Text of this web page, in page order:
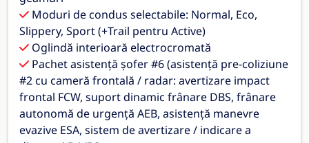
Moduri de condus selectabile: Normal, Eco,
Slippery, Sport (+Trail pentru Active)
Oglindă interioară electrocromată
Pachet asistență șofer #6 (asistență pre-coliziune
#2 cu cameră frontală / radar: avertizare impact
frontal FCW, suport dinamic frânare DBS, frânare
autonomă de urgență AEB, asistență manevre
evazive ESA, sistem de avertizare / indicare a